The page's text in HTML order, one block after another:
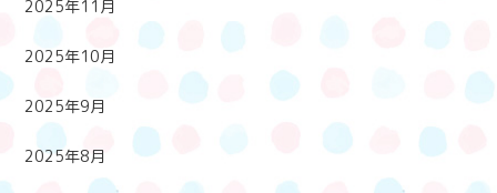
2025年11月
2025年10月
2025年9月
2025年8月